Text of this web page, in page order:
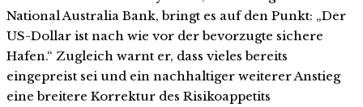
National Australia Bank, bringt es auf den Punkt: „Der
US-Dollar ist nach wie vor der bevorzugte sichere
Hafen.“ Zugleich warnt er, dass vieles bereits
eingepreist sei und ein nachhaltiger weiterer Anstieg
eine breitere Korrektur des Risikoappetits